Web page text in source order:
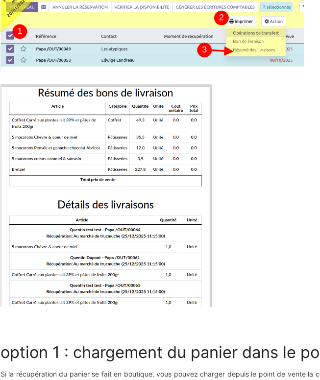
option 1 : chargement du panier dans le
Si la récupération du panier se fait en boutique, vous pouvez charger depuis le point de vente la